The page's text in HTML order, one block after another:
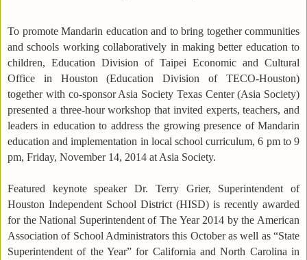
To promote Mandarin education and to bring together communities
and schools working collaboratively in making better education to
children, Education Division of Taipei Economic and Cultural
Office in Houston (Education Division of TECO-Houston)
together with co-sponsor Asia Society Texas Center (Asia Society)
presented a three-hour workshop that invited experts, teachers, and
leaders in education to address the growing presence of Mandarin
education and implementation in local school curriculum, 6 pm to 9
pm, Friday, November 14, 2014 at Asia Society.
Featured keynote speaker Dr. Terry Grier, Superintendent of
Houston Independent School District (HISD) is recently awarded
for the National Superintendent of The Year 2014 by the American
Association of School Administrators this October as well as “State
Superintendent of the Year” for California and North Carolina in